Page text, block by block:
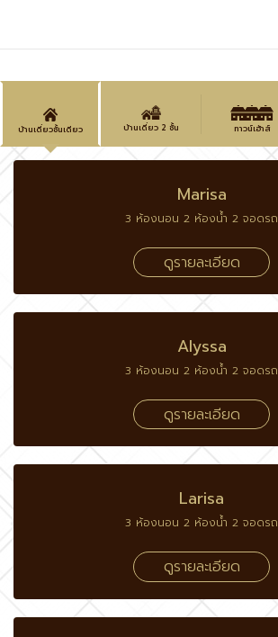
บ้านเดี่ยวชั้นเดียว บ้านเดี่ยว 2 ชั้น ทาวน์เฮ้าส์
Marisa
3 ห้องนอน 2 ห้องน้ำ 2 จอดรถ
ดูรายละเอียด
Alyssa
3 ห้องนอน 2 ห้องน้ำ 2 จอดรถ
ดูรายละเอียด
Larisa
3 ห้องนอน 2 ห้องน้ำ 2 จอดรถ
ดูรายละเอียด